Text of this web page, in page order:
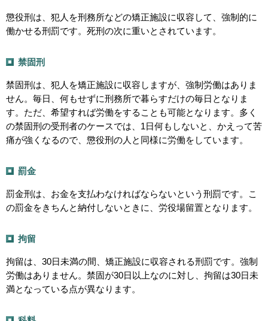
懲役刑は、犯人を刑務所などの矯正施設に収容して、強制的に
働かせる刑罰です。死刑の次に重いとされています。
禁固刑
禁固刑は、犯人を矯正施設に収容しますが、強制労働はありま
せん。毎日、何もせずに刑務所で暮らすだけの毎日となりま
す。ただ、希望すれば労働をすることも可能となります。多く
の禁固刑の受刑者のケースでは、1日何もしないと、かえって苦
痛が強くなるので、懲役刑の人と同様に労働をしています。
罰金
罰金刑は、お金を支払わなければならないという刑罰です。こ
の罰金をきちんと納付しないときに、労役場留置となります。
拘留
拘留は、30日未満の間、矯正施設に収容される刑罰です。強制
労働はありません。禁固が30日以上なのに対し、拘留は30日未
満となっている点が異なります。